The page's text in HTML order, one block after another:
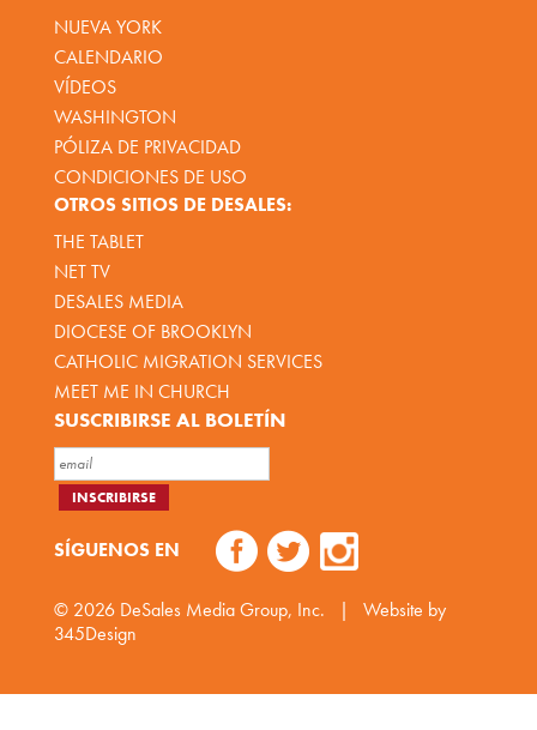
NUEVA YORK
CALENDARIO
VÍDEOS
WASHINGTON
PÓLIZA DE PRIVACIDAD
CONDICIONES DE USO
OTROS SITIOS DE DESALES:
THE TABLET
NET TV
DESALES MEDIA
DIOCESE OF BROOKLYN
CATHOLIC MIGRATION SERVICES
MEET ME IN CHURCH
SUSCRIBIRSE AL BOLETÍN
SÍGUENOS EN
© 2026 DeSales Media Group, Inc. |
Website by
345Design